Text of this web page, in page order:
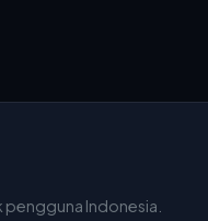
Indonesia.